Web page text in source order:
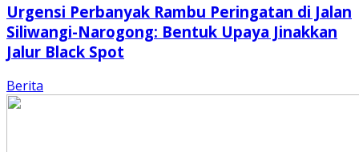
Urgensi Perbanyak Rambu Peringatan di Jalan
Siliwangi-Narogong: Bentuk Upaya Jinakkan
Jalur Black Spot
Berita